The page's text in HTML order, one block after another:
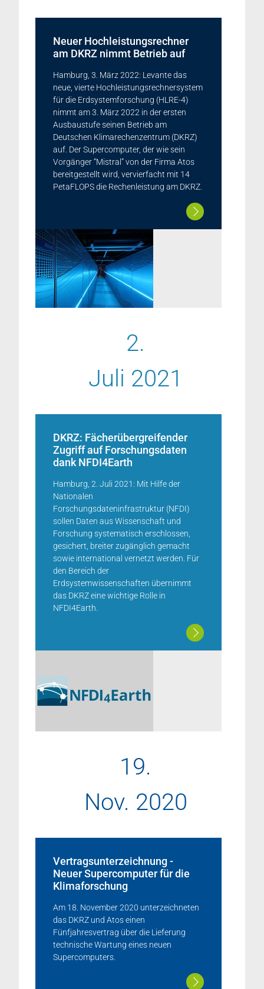
Neuer Hochleistungsrechner
am DKRZ nimmt Betrieb auf
Hamburg, 3. März 2022: Levante das
neue, vierte Hochleistungsrechnersystem
für die Erdsystemforschung (HLRE-4)
nimmt am 3. März 2022 in der ersten
Ausbaustufe seinen Betrieb am
Deutschen Klimarechenzentrum (DKRZ)
auf. Der Supercomputer, der wie sein
Vorgänger “Mistral” von der Firma Atos
bereitgestellt wird, vervierfacht mit 14
PetaFLOPS die Rechenleistung am DKRZ.
2.
Juli 2021
DKRZ: Fächerübergreifender
Zugriff auf Forschungsdaten
dank NFDI4Earth
Hamburg, 2. Juli 2021: Mit Hilfe der
Nationalen
Forschungsdateninfrastruktur (NFDI)
sollen Daten aus Wissenschaft und
Forschung systematisch erschlossen,
gesichert, breiter zugänglich gemacht
sowie international vernetzt werden. Für
den Bereich der
Erdsystemwissenschaften übernimmt
das DKRZ eine wichtige Rolle in
NFDI4Earth.
19.
Nov. 2020
Vertragsunterzeichnung -
Neuer Supercomputer für die
Klimaforschung
Am 18. November 2020 unterzeichneten
das DKRZ und Atos einen
Fünfjahresvertrag über die Lieferung
technische Wartung eines neuen
Supercomputers.